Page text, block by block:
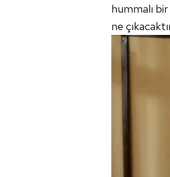
hummalı bir
ne